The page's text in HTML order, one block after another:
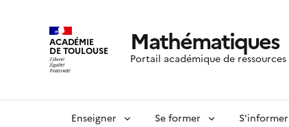
ACADÉMIE
DE TOULOUSE Mathématiques
Portail académique de ressources
Enseigner Se former S'informer